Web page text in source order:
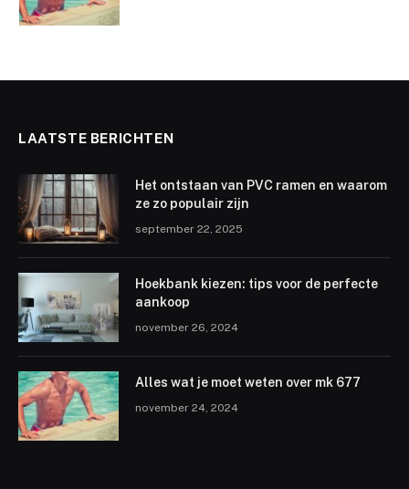
LAATSTE BERICHTEN
Het ontstaan van PVC ramen en waarom
ze zo populair zijn
september 22, 2025
Hoekbank kiezen: tips voor de perfecte
aankoop
november 26, 2024
Alles wat je moet weten over mk 677
november 24, 2024